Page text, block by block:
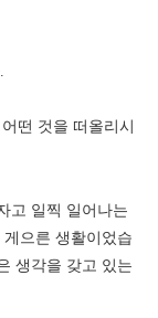
떤 것을 떠올리시
고 일찍 일어나는
으른 생활이었습
생각을 갖고 있는